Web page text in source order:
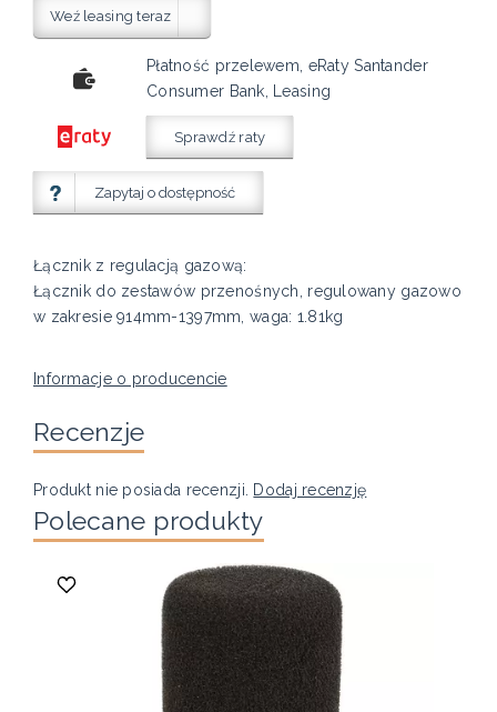
Weź leasing teraz
Płatność przelewem, eRaty Santander
Consumer Bank, Leasing
Sprawdź raty
Zapytaj o dostępność
Łącznik z regulacją gazową:
Łącznik do zestawów przenośnych, regulowany gazowo
w zakresie 914mm-1397mm, waga: 1.81kg
Informacje o producencie
Recenzje
Produkt nie posiada recenzji. Dodaj recenzję
Polecane produkty